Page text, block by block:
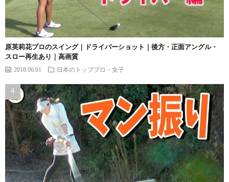
原英莉花プロのスイング｜ドライバーショット｜後方・正面アングル・
スロー再生あり｜高画質
2018.06.01 日本のトッププロ・女子